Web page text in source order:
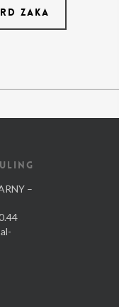
ZAKA
–